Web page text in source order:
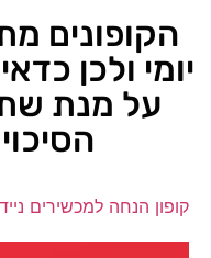
הקופונים
יומי ולכן
על מנת
קופון הנחה למכשירים